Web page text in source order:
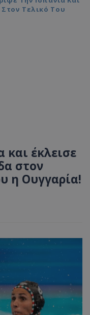
Τελικό Του
και έκλεισε
στον
η Ουγγαρία!